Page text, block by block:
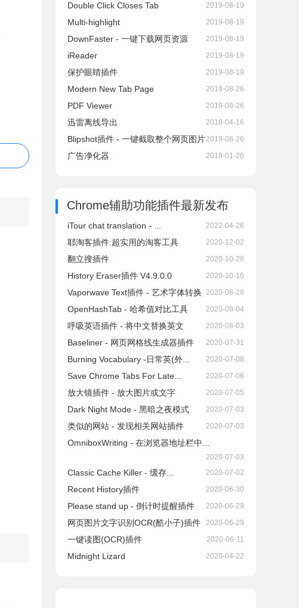
Double Click Closes Tab 2019-08-19
Multi-highlight 2019-08-19
DownFaster - 一键下载网页资源 2019-08-19
iReader 2019-08-19
保护眼睛插件 2019-08-19
Modern New Tab Page 2019-08-26
PDF Viewer 2019-08-26
迅雷离线导出 2018-04-16
Blipshot插件 - 一键截取整个网页图片2019-08-26
广告净化器 2019-01-26
Chrome辅助功能插件最新发布
iTour chat translation - ... 2022-04-26
耶淘客插件:超实用的淘客工具 2020-12-02
翻立搜插件 2020-10-28
History Eraser插件 V4.9.0.0 2020-10-16
Vaporwave Text插件 - 艺术字体转换 2020-08-28
OpenHashTab - 哈希值对比工具 2020-08-04
呼吸英语插件 - 将中文替换英文 2020-08-03
Baseliner - 网页网格线生成器插件 2020-07-31
Burning Vocabulary -日常英(外... 2020-07-08
Save Chrome Tabs For Late... 2020-07-06
放大镜插件 - 放大图片或文字 2020-07-05
Dark Night Mode - 黑暗之夜模式 2020-07-03
类似的网站 - 发现相关网站插件 2020-07-03
OmniboxWriting - 在浏览器地址栏中...
2020-07-03
Classic Cache Killer - 缓存... 2020-07-02
Recent History插件 2020-06-30
Please stand up - 倒计时提醒插件 2020-06-29
网页图片文字识别OCR(酷小子)插件 2020-06-29
一键读图(OCR)插件 2020-06-11
Midnight Lizard 2020-04-22